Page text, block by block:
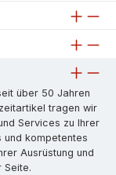
über 50 Jahren
tragen wir
Services zu Ihrer
und kompetentes
Ausrüstung und
Seite.